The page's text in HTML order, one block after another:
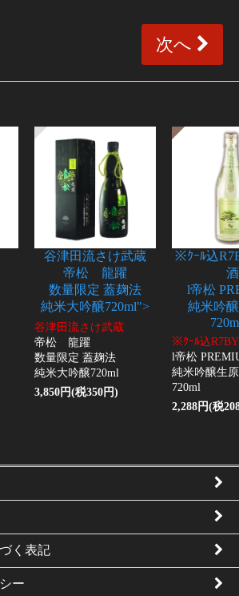
次へ
谷津田流さけ武蔵
帝松 龍躍
数量限定 蓋麹法
純米大吟醸720ml">
谷津田流さけ武蔵
帝松 龍躍
数量限定 蓋麹法
純米大吟醸720ml
3,850円(税350円)
※ｸｰﾙ込
酒
l帝松
純米吟
※ｸｰﾙ込
l帝松
純米吟醸生
720ml
2,288円(税
く表記
ー